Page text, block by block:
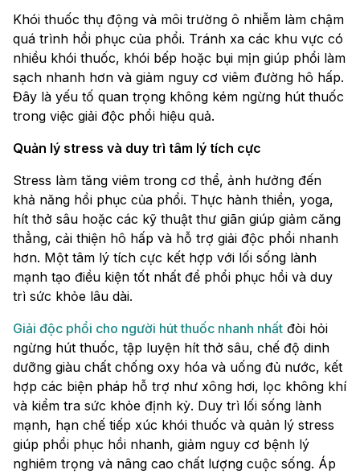
Khói thuốc thụ động và môi trường ô nhiễm làm chậm
quá trình hồi phục của phổi. Tránh xa các khu vực có
nhiều khói thuốc, khói bếp hoặc bụi mịn giúp phổi làm
sạch nhanh hơn và giảm nguy cơ viêm đường hô hấp.
Đây là yếu tố quan trọng không kém ngừng hút thuốc
trong việc giải độc phổi hiệu quả.
Quản lý stress và duy trì tâm lý tích cực
Stress làm tăng viêm trong cơ thể, ảnh hưởng đến
khả năng hồi phục của phổi. Thực hành thiền, yoga,
hít thở sâu hoặc các kỹ thuật thư giãn giúp giảm căng
thẳng, cải thiện hô hấp và hỗ trợ giải độc phổi nhanh
hơn. Một tâm lý tích cực kết hợp với lối sống lành
mạnh tạo điều kiện tốt nhất để phổi phục hồi và duy
trì sức khỏe lâu dài.
Giải độc phổi cho người hút thuốc nhanh nhất đòi hỏi
ngừng hút thuốc, tập luyện hít thở sâu, chế độ dinh
dưỡng giàu chất chống oxy hóa và uống đủ nước, kết
hợp các biện pháp hỗ trợ như xông hơi, lọc không khí
và kiểm tra sức khỏe định kỳ. Duy trì lối sống lành
mạnh, hạn chế tiếp xúc khói thuốc và quản lý stress
giúp phổi phục hồi nhanh, giảm nguy cơ bệnh lý
nghiêm trọng và nâng cao chất lượng cuộc sống. Áp